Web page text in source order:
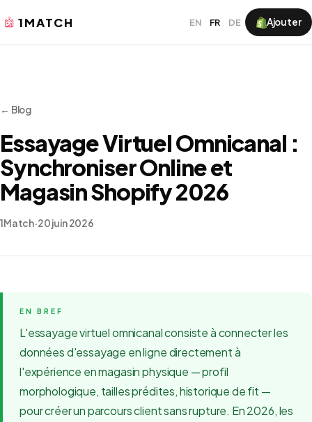
1MATCH EN FR DE Ajouter
← Blog
Essayage Virtuel Omnicanal :
Synchroniser Online et
Magasin Shopify 2026
1Match·20 juin 2026
L'essayage virtuel omnicanal consiste à connecter les
données d'essayage en ligne directement à
l'expérience en magasin physique — profil
morphologique, tailles prédites, historique de fit —
pour créer un parcours client sans rupture. En 2026, les